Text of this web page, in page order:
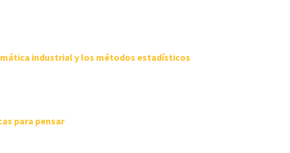
industrialy los métodos estadísticos
para pensar